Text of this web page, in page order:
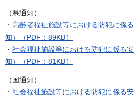
（県通知）
・ 高齢者福祉施設等における防犯に係
知）（PDF：89KB）
・ 社会福祉施設等における防犯に係る
知）（PDF：81KB）
（国通知）
・ 社会福祉施設等における防犯に係る